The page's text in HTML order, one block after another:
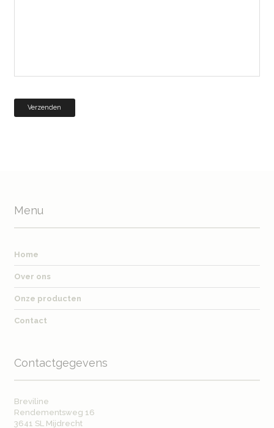
Menu
Home
Over ons
Onze producten
Contact
Contactgegevens
Breviline
Rendementsweg 16
3641 SL Mijdrecht